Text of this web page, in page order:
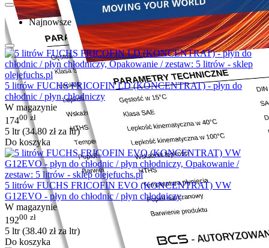
Najnowsze
5 litrów FUCHS FRICOFIN LD (KONCENTRAT) - płyn do
chłodnic / płyn chłodniczy
W magazynie
17400 zł
5 ltr (34.80 złza ltr)
Do koszyka
5 litrów FUCHS FRICOFIN EVO (KONCENTRAT) VW
G12EVO - płyn do chłodnic / płyn chłodniczy
W magazynie
19200 zł
5 ltr (38.40 złza ltr)
Do koszyka